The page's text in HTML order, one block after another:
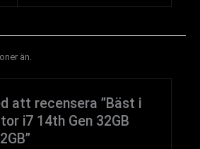
än.
att recensera ”Bäst i
i7 14th Gen 32GB